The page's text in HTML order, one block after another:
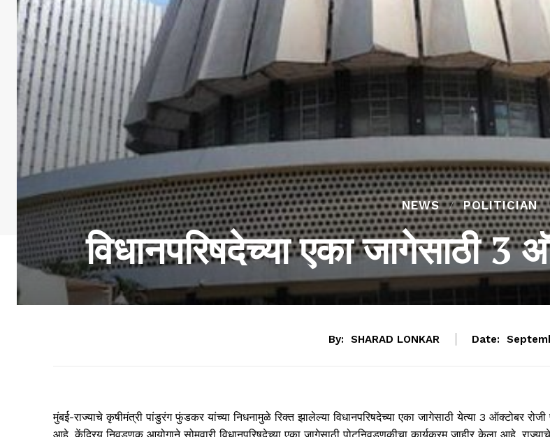
NEWS POLITICIAN
विधानपरिषदेच्या एका जागेसाठी
By: SHARAD LONKAR Date:
मुंबई-राज्याचे कृषीमंत्री पांडुरंग फुंडकर यांच्या निधनामुळे रिक्त झालेल्या विधानपरिषदेच्या एका जागेसाठी येत्या 3 ऑक्टोबर